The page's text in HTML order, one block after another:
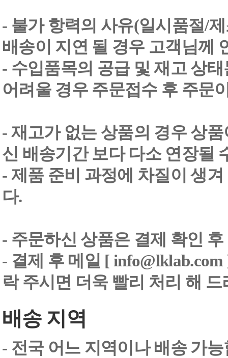
- 불가 항력의 사유(일시품절/
배송이 지연 될 경우 고객님께
- 수입품목의 공급 및 재고 상
어려울 경우 주문접수 후 주문
- 재고가 없는 상품의 경우 상
신 배송기간 보다 다소 연장될
- 제품 준비 과정에 차질이 생
다.
- 주문하신 상품은 결제 확인
- 결제 후 메일 [
락 주시면 더욱 빨리 처리 해
배송 지역
- 전국 어느 지역이나 배송 가